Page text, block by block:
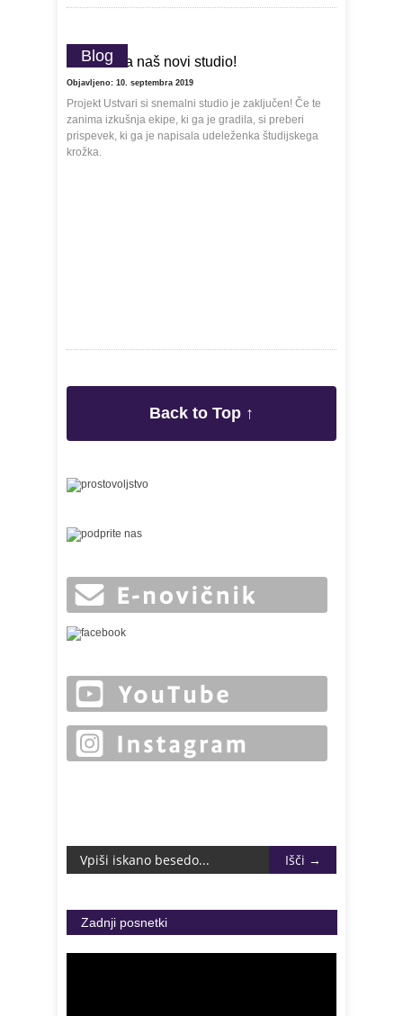
Blog
Juhuuu za naš novi studio!
Objavljeno: 10. septembra 2019
Projekt Ustvari si snemalni studio je zaključen! Če te
zanima izkušnja ekipe, ki ga je gradila, si preberi
prispevek, ki ga je napisala udeleženka študijskega
krožka.
Back to Top ↑
Zadnji posnetki